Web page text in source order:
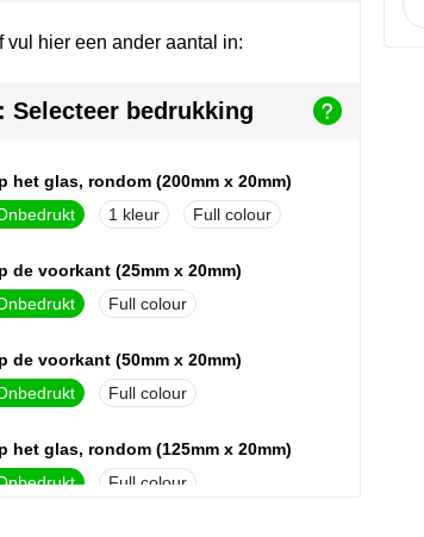
vul hier een ander aantal in:
Selecteer bedrukking
het glas, rondom (200mm x 20mm)
1 Full colour
de voorkant (25mm x 20mm)
Full colour
de voorkant (50mm x 20mm)
Full colour
het glas, rondom (125mm x 20mm)
Full colour